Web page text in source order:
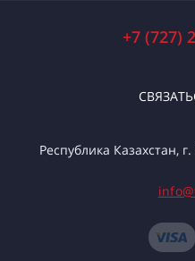
+7 (727)
Республика Казахстан,